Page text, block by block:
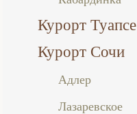
Курорт Туапсе
Курорт Сочи
Адлер
Лазаревское